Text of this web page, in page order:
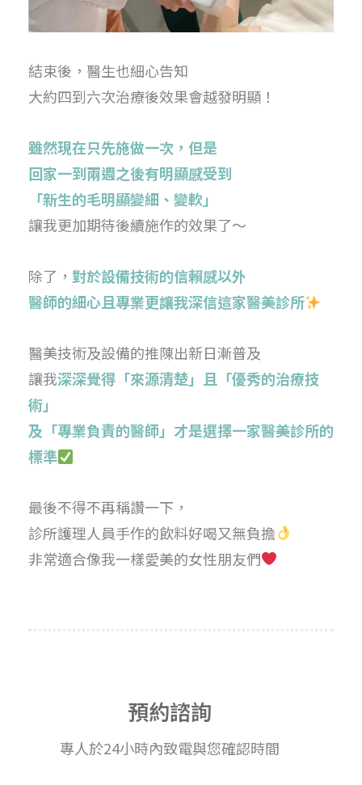
結束後，醫生也細心告知
大約四到六次治療後效果會越發明顯！
雖然現在只先施做一次，但是
回家一到兩週之後有明顯感受到
「新生的毛明顯變細、變軟」
讓我更加期待後續施作的效果了～
除了， 對於設備技術的信賴感以外
醫師的細心且專業更讓我深信這家醫美診所
醫美技術及設備的推陳出新日漸普及
讓我深深覺得「來源清楚」且「優秀的治療技
術」
及「專業負責的醫師」才是選擇一家醫美診所的
標準
最後不得不再稱讚一下，
診所護理人員手作的飲料好喝又無負擔
非常適合像我一樣愛美的女性朋友們
預約諮詢
專人於24小時內致電與您確認時間